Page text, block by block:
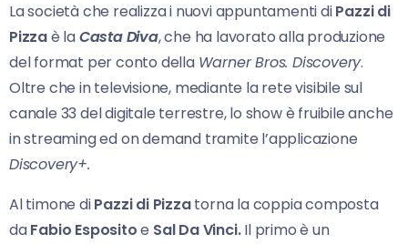
La società che realizza i nuovi appuntamenti diPazzi di
Pizzaè laCasta Diva, che ha lavorato alla produzione
del format per conto della Warner Bros. Discovery.
Oltre che in televisione, mediante la rete visibile sul
canale 33 del digitale terrestre, lo show è fruibile anche
in streaming ed on demand tramite l’applicazione
Discovery+.
Al timone diPazzi di Pizzatorna la coppia composta
daFabio Espositoe Sal Da Vinci.Il primo è un